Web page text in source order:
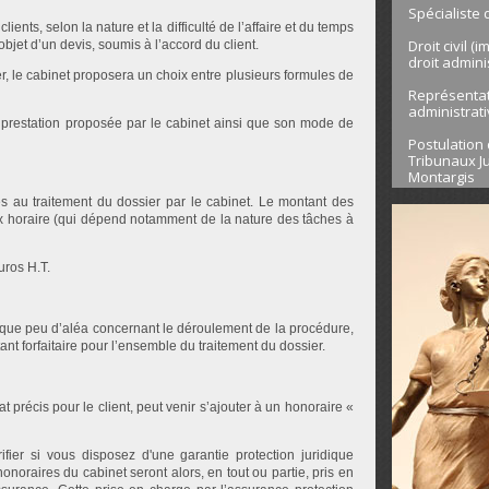
selon la nature et la difficulté de l’affaire et du temps
d’un devis, soumis à l’accord du client.
le cabinet proposera un choix entre plusieurs formules de
proposée par le cabinet ainsi que son mode de
au traitement du dossier par le cabinet. Le montant des
(qui dépend notamment de la nature des tâches à
H.T.
peu d’aléa concernant le déroulement de la procédure,
forfaitaire pour l’ensemble du traitement du dossier.
précis pour le client, peut venir s’ajouter à un honoraire «
si vous disposez d'une garantie protection juridique
du cabinet seront alors, en tout ou partie, pris en
Spécialiste
Droit civil
droit
Postulation
Tribunaux
Montargis